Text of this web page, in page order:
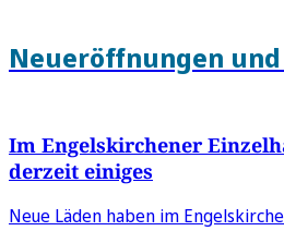
Neueröffnungen
Im Engelskirchener
derzeit einiges
Neue Läden haben im